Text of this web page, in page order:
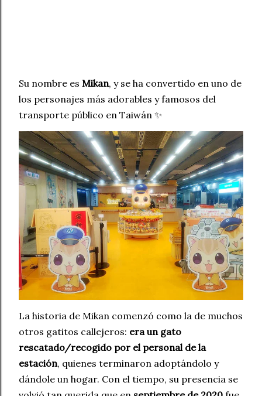
Su nombre es Mikan, y se ha convertido en uno de
los personajes más adorables y famosos del
transporte público en Taiwán ✨
La historia de Mikan comenzó como la de muchos
otros gatitos callejeros: era un gato
rescatado/recogido por el personal de la
estación, quienes terminaron adoptándolo y
dándole un hogar. Con el tiempo, su presencia se